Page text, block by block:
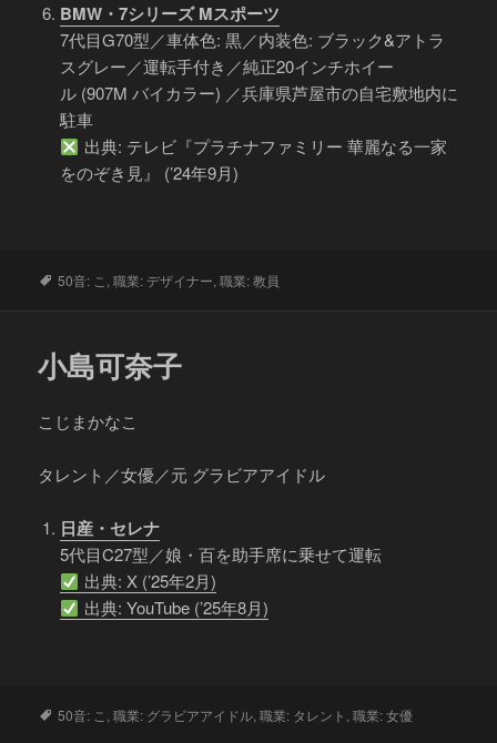
BMW・7シリーズ Mスポーツ
7代目G70型／車体色: 黒／内装色: ブラック&アトラ
スグレー／運転手付き／純正20インチホイー
ル (907M バイカラー) ／兵庫県芦屋市の自宅敷地内に
駐車
出典: テレビ『プラチナファミリー 華麗なる一家
をのぞき見』 (’24年9月)
タ
50音: こ ,職業: デザイナー,職業: 教員
小島可奈子
こじまかなこ
タレント／女優／元 グラビアアイドル
日産・セレナ
5代目C27型／娘・百を助手席に乗せて運転
出典: X (’25年2月)
出典: YouTube (’25年8月)
タ
50音: こ ,職業: グラビアアイドル,職業: タレント ,職業: 女優